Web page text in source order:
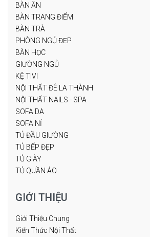
BÀN ĂN
BÀN TRANG ĐIỂM
BÀN TRÀ
PHÒNG NGỦ ĐẸP
BÀN HỌC
GIƯỜNG NGỦ
KỆ TIVI
NỘI THẤT ĐÊ LA THÀNH
NỘI THẤT NAILS - SPA
SOFA DA
SOFA NỈ
TỦ ĐẦU GIƯỜNG
TỦ BẾP ĐẸP
TỦ GIÀY
TỦ QUẦN ÁO
GIỚI THIỆU
Giới Thiệu Chung
Kiến Thức Nội Thất